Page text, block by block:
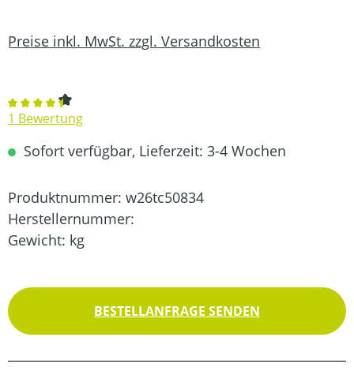
Preise inkl. MwSt. zzgl. Versandkosten
Durchschnittliche Bewertung von 4.5 von 5 Sternen
1 Bewertung
Sofort verfügbar, Lieferzeit: 3-4 Wochen
Produktnummer: w26tc50834
Herstellernummer:
Gewicht: kg
BESTELLANFRAGE SENDEN